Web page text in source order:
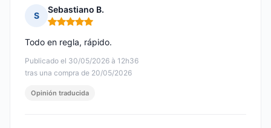
S
Sebastiano B.
Nota: 5 de 5
Publicado el 30/05/2026 à 12h36
tras una compra de 20/05/2026
Todo en regla, rápido.
Opinión traducida